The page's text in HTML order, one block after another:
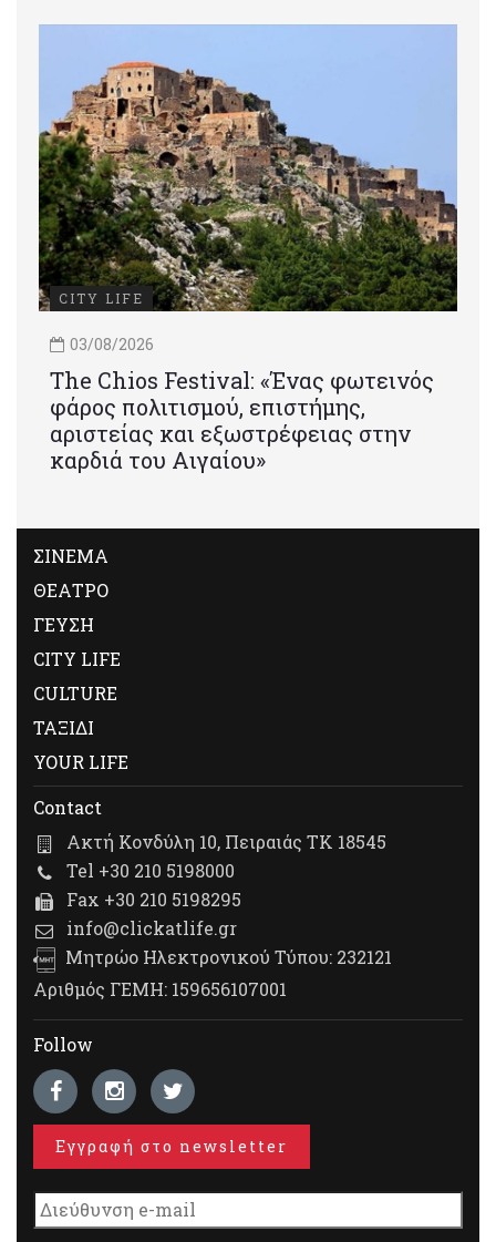
CITY LIFE
03/08/2026
Τhe Chios Festival: «Ένας φωτεινός
φάρος πολιτισμού, επιστήμης,
αριστείας και εξωστρέφειας στην
καρδιά του Αιγαίου»
ΣΙΝΕΜΑ
ΘΕΑΤΡΟ
ΓΕΥΣΗ
CITY LIFE
CULTURE
ΤΑΞΙΔΙ
YOUR LIFE
Contact
Ακτή Κονδύλη 10, Πειραιάς ΤΚ 18545
Tel +30 210 5198000
Fax +30 210 5198295
info@clickatlife.gr
Μητρώο Ηλεκτρονικού Τύπου: 232121
Αριθμός ΓΕΜΗ: 159656107001
Follow
Εγγραφή στο newsletter